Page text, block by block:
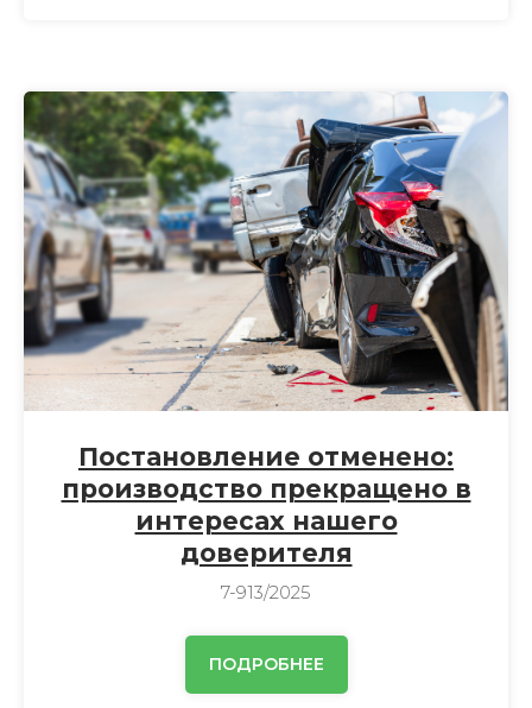
Постановление отменено:
производство прекращено в
интересах нашего
доверителя
7-913/2025
ПОДРОБНЕЕ